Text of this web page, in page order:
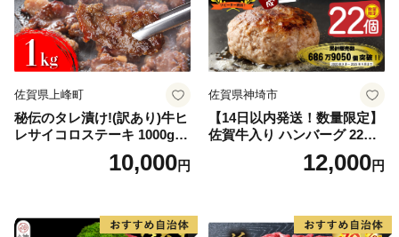
佐賀県上峰町
秘伝のタレ漬け!(訳あり)牛ヒ
レサイコロステーキ 1000g
10,000円
佐賀県神埼市
【14日以内発送！数量限定】
佐賀牛入り ハンバーグ 22個
2.6kg(120g×22個)【佐賀牛
黒毛和牛 ブランド牛 九州 ハ
気】(H083106)
12,000円